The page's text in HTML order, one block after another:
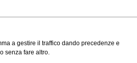
a gestire il traffico dando precedenze e
senza fare altro.